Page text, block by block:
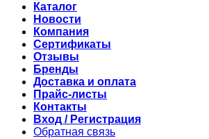
Каталог
Новости
Компания
Сертификаты
Отзывы
Бренды
Доставка и оплата
Прайс-листы
Контакты
Вход / Регистрация
Обратная связь